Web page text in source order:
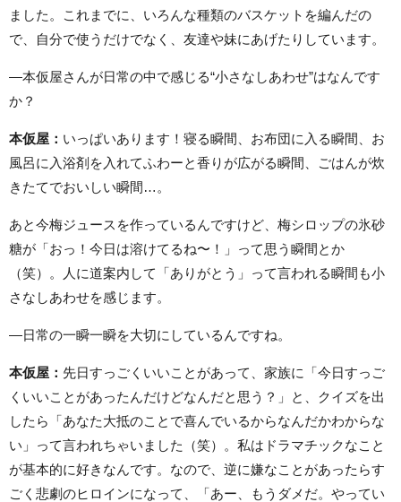
ました。これまでに、いろんな種類のバスケットを編んだの
で、自分で使うだけでなく、友達や妹にあげたりしています。
―本仮屋さんが日常の中で感じる“小さなしあわせ”はなんです
か？
本仮屋： いっぱいあります！寝る瞬間、お布団に入る瞬間、お
風呂に入浴剤を入れてふわーと香りが広がる瞬間、ごはんが炊
きたてでおいしい瞬間…。
あと今梅ジュースを作っているんですけど、梅シロップの氷砂
糖が「おっ！今日は溶けてるね〜！」って思う瞬間とか
（笑）。人に道案内して「ありがとう」って言われる瞬間も小
さなしあわせを感じます。
―日常の一瞬一瞬を大切にしているんですね。
本仮屋： 先日すっごくいいことがあって、家族に「今日すっご
くいいことがあったんだけどなんだと思う？」と、クイズを出
したら「あなた大抵のことで喜んでいるからなんだかわからな
い」って言われちゃいました（笑）。私はドラマチックなこと
が基本的に好きなんです。なので、逆に嫌なことがあったらす
ごく悲劇のヒロインになって、「あー、もうダメだ。やってい